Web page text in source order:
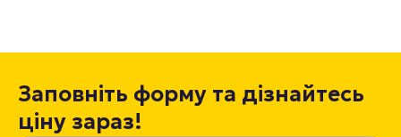
Заповніть форму та дізнайтесь
ціну зараз!